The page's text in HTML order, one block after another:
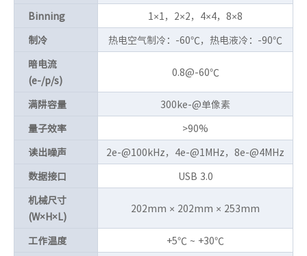
Binning
1×1，2×2，4×4，8×8
制冷
热电空气制冷：-60℃，热电液冷：-90℃
暗电流
(e-/p/s)
0.8@-60℃
满阱容量
300ke-@单像素
量子效率
>90%
读出噪声
2e-@100kHz，4e-@1MHz，8e-@4MHz
数据接口
USB 3.0
机械尺寸
(W×H×L)
202mm × 202mm × 253mm
工作温度
+5℃ ~ +30℃